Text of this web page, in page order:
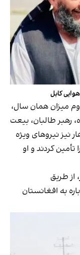
کابل
میزان همان سال،
رهبر طالبان، بیعت
نیز نیروهای ویژه
تأمین کردند و او
از طریق
به افغانستان